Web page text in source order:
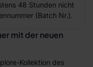
48 Stunden nicht
(Batch Nr.).
mit der neuen
Kollektion des